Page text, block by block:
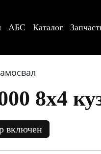
АБС Каталог
8х4
включен